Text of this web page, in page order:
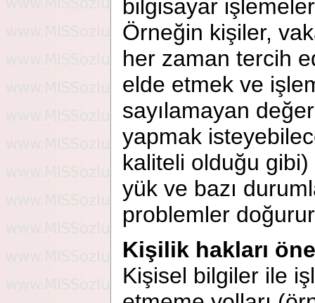
bilgisayar
Örneğin kişiler,
her zaman tercih
elde etmek ve
sayılamayan
yapmak
kaliteli olduğu
yük ve bazı
problemler
Kişilik hakları
Kişisel bilgiler ile